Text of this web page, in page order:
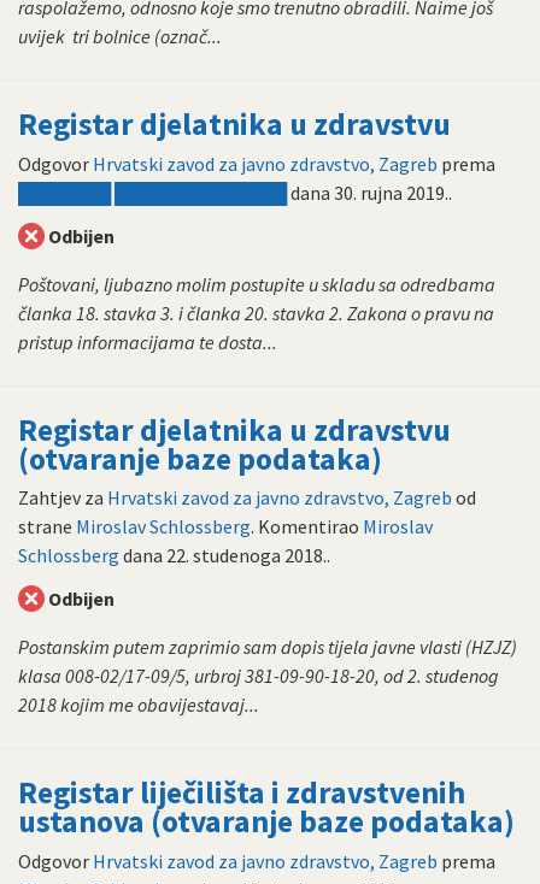
raspolažemo, odnosno koje smo trenutno obradili. Naime još
uvijek tri bolnice (označ...
Registar djelatnika u zdravstvu
Odgovor Hrvatski zavod za javno zdravstvo, Zagreb prema
dana 30. rujna 2019..
Odbijen
Poštovani, ljubazno molim postupite u skladu sa odredbama
članka 18. stavka 3. i članka 20. stavka 2. Zakona o pravu na
pristup informacijama te dosta...
Registar djelatnika u zdravstvu
(otvaranje baze podataka)
Zahtjev za Hrvatski zavod za javno zdravstvo, Zagreb od
strane Miroslav Schlossberg. Komentirao Miroslav
Schlossberg dana 22. studenoga 2018..
Odbijen
Postanskim putem zaprimio sam dopis tijela javne vlasti (HZJZ)
klasa 008-02/17-09/5, urbroj 381-09-90-18-20, od 2. studenog
2018 kojim me obavijestavaj...
Registar liječilišta i zdravstvenih
ustanova (otvaranje baze podataka)
Odgovor Hrvatski zavod za javno zdravstvo, Zagreb prema